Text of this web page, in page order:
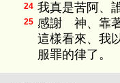
24 我真是苦阿、
25 感謝 神、靠著
這樣看來、我
服罪的律了。